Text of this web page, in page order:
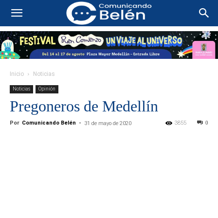
Inicio Noticias
Noticias Opinión
Pregoneros de Medellín
Por Comunicando Belén - 31 de mayo de 2020 0
3855